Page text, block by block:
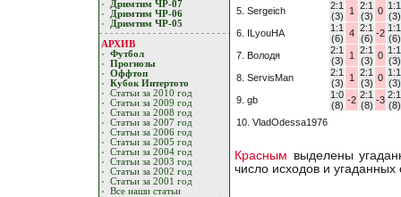
Дримтим ЧР-07
Дримтим ЧР-06
Дримтим ЧР-05
АРХИВ
Футбол
Прогнозы
Оффтоп
Кубoк Интертoтo
Статьи за 2010 год
Статьи за 2009 год
Статьи за 2008 год
Статьи за 2007 год
Статьи за 2006 год
Статьи за 2005 год
Статьи за 2004 год
Статьи за 2003 год
Статьи за 2002 год
Статьи за 2001 год
Все наши статьи
5. Sergeich
2:1
(3)
1
2:1
(3) 0 1:1
(3)
6. ILyouHA
1:1
(6) 4 2:1
(6) -2 1:1
(6)
7. Володя
2:1
(3)
1
2:1
(3) 0 1:1
(3)
8. ServisMan
2:1
(3)
1
2:1
(3) 0 1:1
(3)
9. gb
1:0
(8) -2 2:1
(8) -3 2:1
(8)
10. VladOdessa1976
Красным выделены
число исходов и